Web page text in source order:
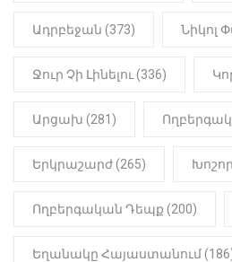
մարմինը
Ադրբեջան (373) Նիկոլ
Ջուր Չի Լինելու (336)
Արցախ (281)
Երկրաշարժ (265)
Ողբերգական Դեպք (200)
Եղանակը Հայաստանում